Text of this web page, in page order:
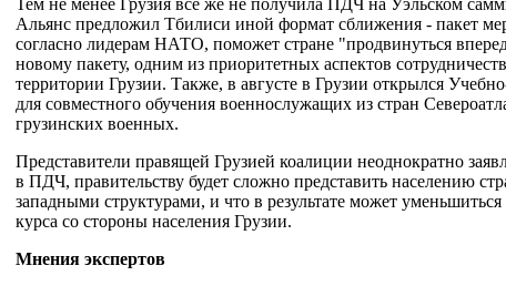
Тем не менее Грузия все же не получила ПДЧ на Уэльском
Альянс предложил Тбилиси иной формат сближения - пакет
согласно лидерам НАТО, поможет стране "продвинуться
новому пакету, одним из приоритетных аспектов
территории Грузии. Также, в августе в Грузии открылся
для совместного обучения военнослужащих из стран
грузинских военных.
Представители правящей Грузией коалиции неоднократно
в ПДЧ, правительству будет сложно представить населению
западными структурами, и что в результате может
курса со стороны населения Грузии.
Мнения экспертов